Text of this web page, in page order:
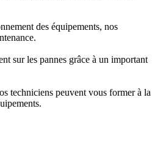
des équipements, nos
sur les pannes grâce à un important
techniciens peuvent vous former à la